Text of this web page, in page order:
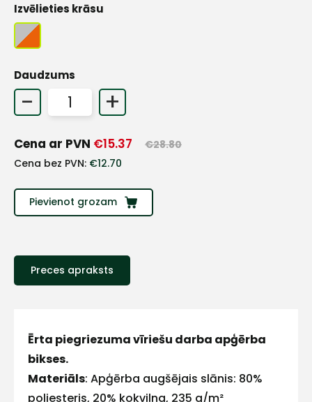
Izvēlieties krāsu
Daudzums
- +
Cena ar PVN €15.37 €28.80
Cena bez PVN: €12.70
Pievienot grozam
Preces apraksts
Ērta piegriezuma vīriešu darba apģērba
bikses.
Materiāls: Apģērba augšējais slānis: 80%
poliesteris, 20% kokvilna, 235 g/m²
Sazinies
E-pasts
+